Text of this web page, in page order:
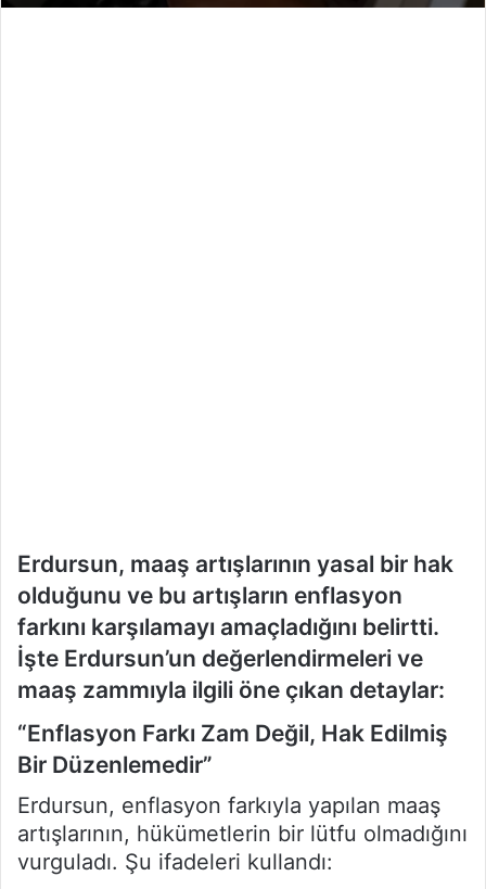
Erdursun, maaş artışlarının yasal bir hak
olduğunu ve bu artışların enflasyon
farkını karşılamayı amaçladığını belirtti.
İşte Erdursun’un değerlendirmeleri ve
maaş zammıyla ilgili öne çıkan detaylar:
“Enflasyon Farkı Zam Değil, Hak Edilmiş
Bir Düzenlemedir”
Erdursun, enflasyon farkıyla yapılan maaş
artışlarının, hükümetlerin bir lütfu olmadığını
vurguladı. Şu ifadeleri kullandı: